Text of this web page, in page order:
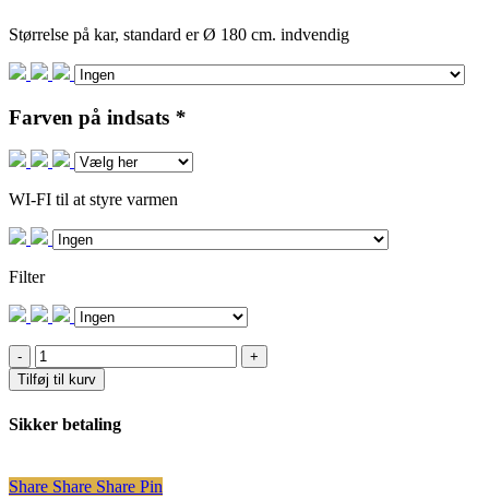
Størrelse på kar, standard er Ø 180 cm. indvendig
Farven på indsats *
WI-FI til at styre varmen
Filter
Vildmarksbad
model
Bangsbo
EL
Tilføj til kurv
Sikker betaling
Share
Share Share Share Pin